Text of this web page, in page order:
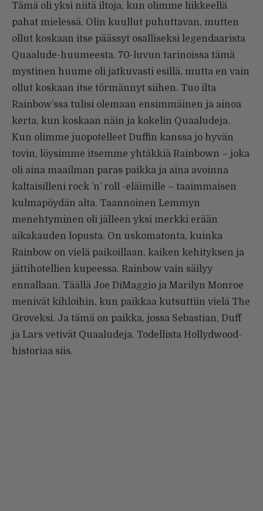
Tämä oli yksi niitä iltoja, kun olimme liikkeellä
pahat mielessä. Olin kuullut puhuttavan, mutten
ollut koskaan itse päässyt osalliseksi legendaarista
Quaalude-huumeesta. 70-luvun tarinoissa tämä
mystinen huume oli jatkuvasti esillä, mutta en vain
ollut koskaan itse törmännyt siihen. Tuo ilta
Rainbow’ssa tulisi olemaan ensimmäinen ja ainoa
kerta, kun koskaan näin ja kokelin Quaaludeja.
Kun olimme juopotelleet Duffin kanssa jo hyvän
tovin, löysimme itsemme yhtäkkiä Rainbown – joka
oli aina maailman paras paikka ja aina avoinna
kaltaisilleni rock ’n’ roll -eläimille – taaimmaisen
kulmapöydän alta. Taannoinen Lemmyn
menehtyminen oli jälleen yksi merkki erään
aikakauden lopusta. On uskomatonta, kuinka
Rainbow on vielä paikoillaan, kaiken kehityksen ja
jättihotellien kupeessa. Rainbow vain säilyy
ennallaan. Täällä Joe DiMaggio ja Marilyn Monroe
menivät kihloihin, kun paikkaa kutsuttiin vielä The
Groveksi. Ja tämä on paikka, jossa Sebastian, Duff
ja Lars vetivät Quaaludeja. Todellista Hollydwood-
historiaa siis.